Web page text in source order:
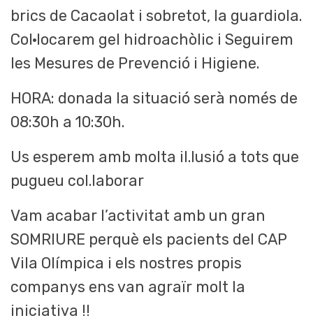
brics de Cacaolat i sobretot, la guardiola.
Col·locarem gel hidroachòlic i Seguirem
les Mesures de Prevenció i Higiene.
HORA: donada la situació serà només de
08:30h a 10:30h.
Us esperem amb molta il.lusió a tots que
pugueu col.laborar
Vam acabar l’activitat amb un gran
SOMRIURE perquè els pacients del CAP
Vila Olímpica i els nostres propis
companys ens van agraïr molt la
iniciativa !!